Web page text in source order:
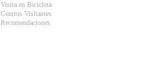
Visita en Bicicleta
Centros Visitantes
Recomendaciones